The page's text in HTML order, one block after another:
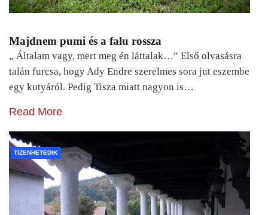
Majdnem pumi és a falu rossza
„ Általam vagy, mert meg én láttalak…” Első olvasásra
talán furcsa, hogy Ady Endre szerelmes sora jut eszembe
egy kutyáról. Pedig Tisza miatt nagyon is…
Read More
TIZENHETEDIK